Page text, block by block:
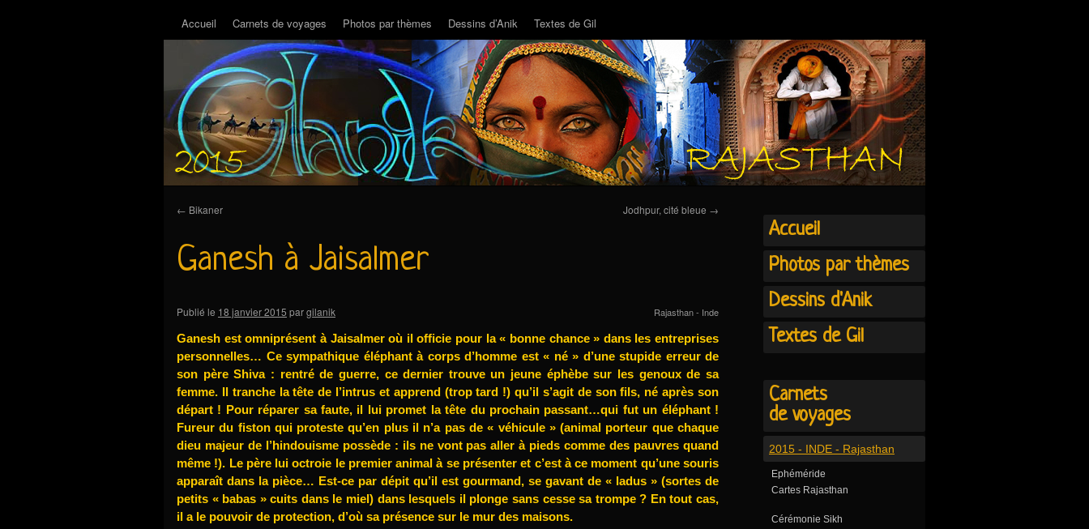
Accueil Carnets de voyages Photos par thèmes Dessins d’Anik Textes de Gil
← Bikaner Jodhpur, cité bleue →
Ganesh à Jaisalmer
Publié le 18 janvier 2015 pargilanik Rajasthan - Inde
Ganesh est omniprésent à Jaisalmer où il officie pour la « bonne chance » dans les entreprises
personnelles… Ce sympathique éléphant à corps d’homme est « né » d’une stupide erreur de
son père Shiva : rentré de guerre, ce dernier trouve un jeune éphèbe sur les genoux de sa
femme. Il tranche la tête de l’intrus et apprend (trop tard !) qu’il s’agit de son fils, né après son
départ ! Pour réparer sa faute, il lui promet la tête du prochain passant…qui fut un éléphant !
Fureur du fiston qui proteste qu’en plus il n’a pas de « véhicule » (animal porteur que chaque
dieu majeur de l’hindouisme possède : ils ne vont pas aller à pieds comme des pauvres quand
même !). Le père lui octroie le premier animal à se présenter et c’est à ce moment qu’une souris
apparaît dans la pièce… Est-ce par dépit qu’il est gourmand, se gavant de « ladus » (sortes de
petits « babas » cuits dans le miel) dans lesquels il plonge sans cesse sa trompe ? En tout cas,
il a le pouvoir de protection, d’où sa présence sur le mur des maisons.
Accueil
Photos par thèmes
Dessins d'Anik
Textes de Gil
Carnets
de voyages
2015 - INDE - Rajasthan
Ephéméride
Cartes Rajasthan
Cérémonie Sikh